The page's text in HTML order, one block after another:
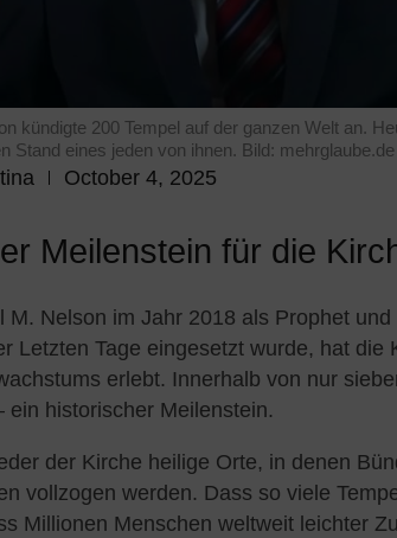
kündigte 200 Tempel auf der ganzen Welt an.
Stand eines jeden von ihnen. Bild: mehrglaube.de
October 4, 2025
Meilenstein für die
M. Nelson im Jahr 2018 als Prophet
Letzten Tage eingesetzt wurde, hat die
erlebt. Innerhalb von nur
ein historischer Meilenstein.
der Kirche heilige Orte, in denen
vollzogen werden. Dass so viele
Millionen Menschen weltweit leichter